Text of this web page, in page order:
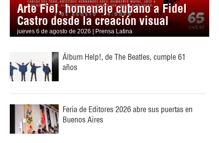
Arte Fiel, homenaje cubano a Fidel
Castro desde la creación visual
jueves 6 de agosto de 2026 | Prensa Latina
Álbum Help!, de The Beatles, cumple 61
años
Feria de Editores 2026 abre sus puertas en
Buenos Aires